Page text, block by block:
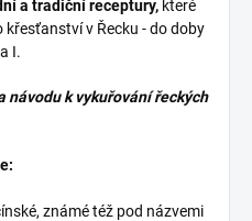
a tradiční receptury, které
v Řecku - do doby
I.
návodu k vykuřování řeckých
známé též pod názvemi